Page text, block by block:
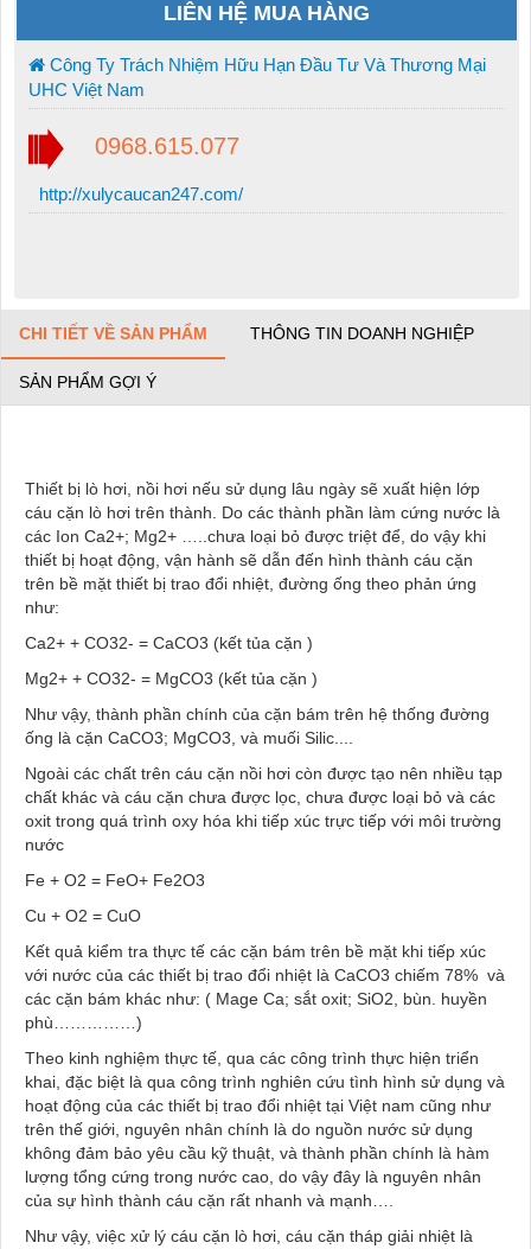
LIÊN HỆ MUA HÀNG
Công Ty Trách Nhiệm Hữu Hạn Đầu Tư Và Thương Mại
UHC Việt Nam
0968.615.077
http://xulycaucan247.com/
CHI TIẾT VỀ SẢN PHẨM THÔNG TIN DOANH NGHIỆP
SẢN PHẨM GỢI Ý
Thiết bị lò hơi, nồi hơi nếu sử dụng lâu ngày sẽ xuất hiện lớp
cáu cặn lò hơi trên thành. Do các thành phần làm cứng nước là
các Ion Ca2+; Mg2+ …..chưa loại bỏ được triệt để, do vậy khi
thiết bị hoạt động, vận hành sẽ dẫn đến hình thành cáu cặn
trên bề mặt thiết bị trao đổi nhiệt, đường ống theo phản ứng
như:
Ca2+ + CO32- = CaCO3 (kết tủa cặn )
Mg2+ + CO32- = MgCO3 (kết tủa cặn )
Như vậy, thành phần chính của cặn bám trên hệ thống đường
ống là cặn CaCO3; MgCO3, và muối Silic....
Ngoài các chất trên cáu cặn nồi hơi còn được tạo nên nhiều tạp
chất khác và cáu cặn chưa được lọc, chưa được loại bỏ và các
oxit trong quá trình oxy hóa khi tiếp xúc trực tiếp với môi trường
nước
Fe + O2 = FeO+ Fe2O3
Cu + O2 = CuO
Kết quả kiểm tra thực tế các cặn bám trên bề mặt khi tiếp xúc
với nước của các thiết bị trao đổi nhiệt là CaCO3 chiếm 78% và
các cặn bám khác như: ( Mage Ca; sắt oxit; SiO2, bùn. huyền
phù……………)
Theo kinh nghiệm thực tế, qua các công trình thực hiện triển
khai, đặc biệt là qua công trình nghiên cứu tình hình sử dụng và
hoạt động của các thiết bị trao đổi nhiệt tại Việt nam cũng như
trên thế giới, nguyên nhân chính là do nguồn nước sử dụng
không đảm bảo yêu cầu kỹ thuật, và thành phần chính là hàm
lượng tổng cứng trong nước cao, do vậy đây là nguyên nhân
của sự hình thành cáu cặn rất nhanh và mạnh….
Như vậy, việc xử lý cáu cặn lò hơi, cáu cặn tháp giải nhiệt là